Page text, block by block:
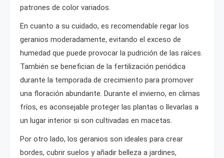
patrones de color variados.
En cuanto a su cuidado, es recomendable regar los
geranios moderadamente, evitando el exceso de
humedad que puede provocar la pudrición de las raíces.
También se benefician de la fertilización periódica
durante la temporada de crecimiento para promover
una floración abundante. Durante el invierno, en climas
fríos, es aconsejable proteger las plantas o llevarlas a
un lugar interior si son cultivadas en macetas.
Por otro lado, los geranios son ideales para crear
bordes, cubrir suelos y añadir belleza a jardines,